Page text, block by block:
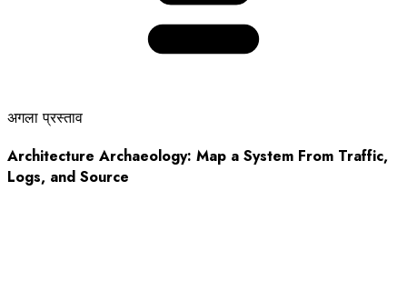
अगला प्रस्ताव
Architecture Archaeology: Map a System From Traffic,
Logs, and Source